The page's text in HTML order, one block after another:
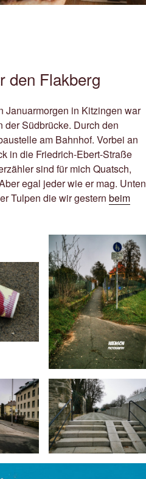
den Flakberg
Januarmorgen in Kitzingen war
Südbrücke. Durch den
am Bahnhof. Vorbei an
in die Friedrich-Ebert-Straße
sind für mich Quatsch,
egal jeder wie er mag. Unten
Tulpen die wir gestern beim